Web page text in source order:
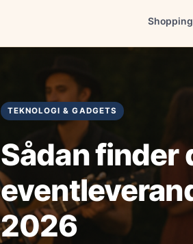
TEKNOLOGI & GADGETS
Sådan finder
2026